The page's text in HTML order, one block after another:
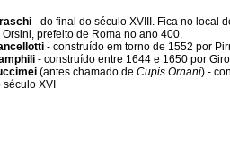
- do final do século XVIII. Fica no local
Orsini, prefeito de Roma no ano 400.
- construído em torno de 1552 por
- construído entre 1644 e 1650 por
(antes chamado de Cupis Ornani) -
XVI